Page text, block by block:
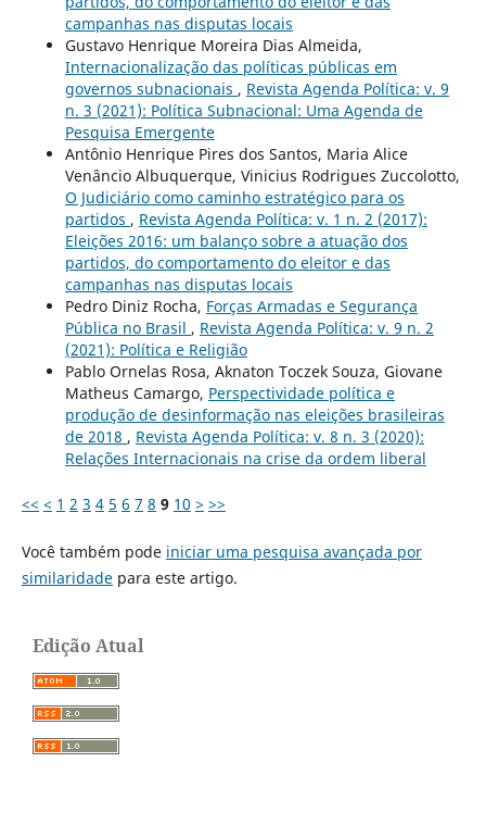
campanhas nas disputas locais
Gustavo Henrique Moreira Dias Almeida,
Internacionalização das políticas públicas em
governos subnacionais , Revista Agenda Política: v. 9
n. 3 (2021): Política Subnacional: Uma Agenda de
Pesquisa Emergente
Antônio Henrique Pires dos Santos, Maria Alice
Venâncio Albuquerque, Vinicius Rodrigues Zuccolotto,
O Judiciário como caminho estratégico para os
partidos , Revista Agenda Política: v. 1 n. 2 (2017):
Eleições 2016: um balanço sobre a atuação dos
partidos, do comportamento do eleitor e das
campanhas nas disputas locais
Pedro Diniz Rocha, Forças Armadas e Segurança
Pública no Brasil , Revista Agenda Política: v. 9 n. 2
(2021): Política e Religião
Pablo Ornelas Rosa, Aknaton Toczek Souza, Giovane
Matheus Camargo, Perspectividade política e
produção de desinformação nas eleições brasileiras
de 2018 , Revista Agenda Política: v. 8 n. 3 (2020):
Relações Internacionais na crise da ordem liberal
<< < 1 2 3 4 5 6 7 8 9 10 > >>
Você também pode iniciar uma pesquisa avançada por
similaridadepara este artigo.
Edição Atual